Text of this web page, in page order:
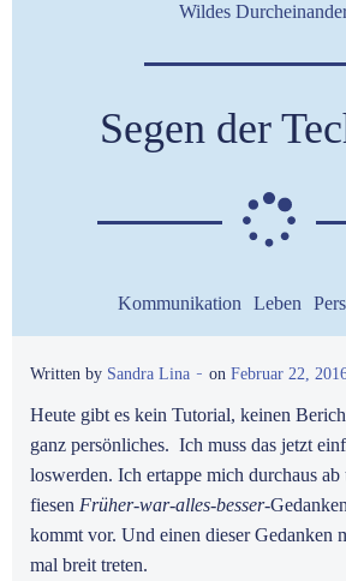
Wildes
Segen der
Kommunikation Leben
Written by Sandra Lina - on Februar 22,
Heute gibt es kein Tutorial, keinen
ganz persönliches. Ich muss das jetzt
loswerden. Ich ertappe mich durchaus
fiesen Früher-war-alles-besser-
kommt vor. Und einen dieser Gedanken
mal breit treten.